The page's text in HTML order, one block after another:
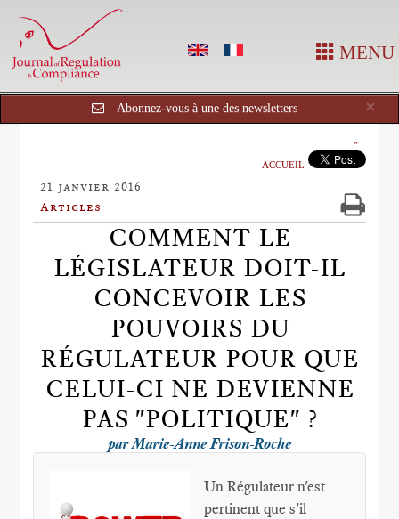
MENU
×
Abonnez-vous à une des newsletters
ACCUEIL
21 janvier 2016
Articles
COMMENT LE
LÉGISLATEUR DOIT-IL
CONCEVOIR LES
POUVOIRS DU
RÉGULATEUR POUR QUE
CELUI-CI NE DEVIENNE
PAS "POLITIQUE" ?
par Marie-Anne Frison-Roche
Un Régulateur n'est
pertinent que s'il